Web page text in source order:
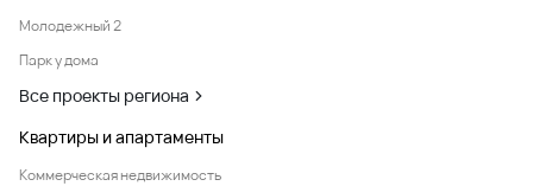
Молодежный 2
Парк у дома
Все проекты региона
Квартиры и апартаменты
Коммерческая недвижимость